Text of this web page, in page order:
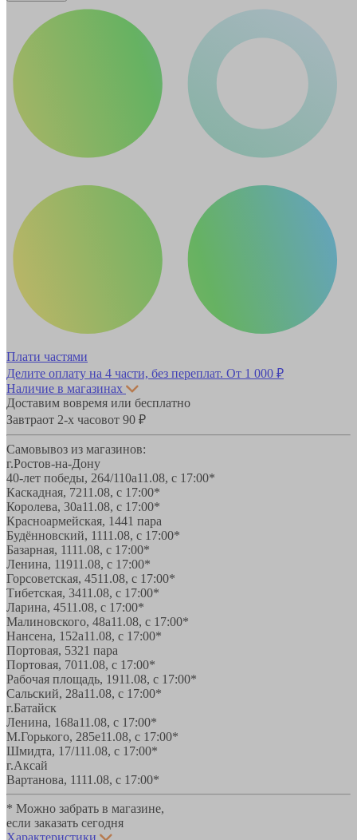
Плати частями
Делите оплату на 4 части, без переплат. От 1 000 ₽
Наличие в магазинах
Доставим вовремя или бесплатно
Завтраот 2-х часовот 90 ₽
Самовывоз из магазинов:
г.Ростов-на-Дону
40-лет победы, 264/110а11.08, с 17:00*
Каскадная, 7211.08, с 17:00*
Королева, 30а11.08, с 17:00*
Красноармейская, 1441 пара
Будённовский, 1111.08, с 17:00*
Базарная, 1111.08, с 17:00*
Ленина, 11911.08, с 17:00*
Горсоветская, 4511.08, с 17:00*
Тибетская, 3411.08, с 17:00*
Ларина, 4511.08, с 17:00*
Малиновского, 48а11.08, с 17:00*
Нансена, 152а11.08, с 17:00*
Портовая, 5321 пара
Портовая, 7011.08, с 17:00*
Рабочая площадь, 1911.08, с 17:00*
Сальский, 28a11.08, с 17:00*
г.Батайск
Ленина, 168а11.08, с 17:00*
М.Горького, 285е11.08, с 17:00*
Шмидта, 17/111.08, с 17:00*
г.Аксай
Вартанова, 1111.08, с 17:00*
* Можно забрать в магазине,
если заказать сегодня
Характеристики